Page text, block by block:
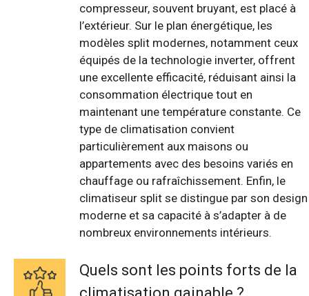
compresseur, souvent bruyant, est placé à
l’extérieur. Sur le plan énergétique, les
modèles split modernes, notamment ceux
équipés de la technologie inverter, offrent
une excellente efficacité, réduisant ainsi la
consommation électrique tout en
maintenant une température constante. Ce
type de climatisation convient
particulièrement aux maisons ou
appartements avec des besoins variés en
chauffage ou rafraîchissement. Enfin, le
climatiseur split se distingue par son design
moderne et sa capacité à s’adapter à de
nombreux environnements intérieurs.
Quels sont les points forts de la